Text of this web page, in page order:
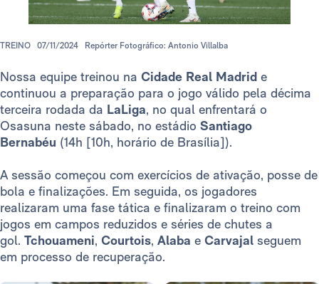
TREINO 07/11/2024 Repórter Fotográfico: Antonio Villalba
Nossa equipe treinou na Cidade Real Madrid e
continuou a preparação para o jogo válido pela décima
terceira rodada da LaLiga, no qual enfrentará o
Osasuna neste sábado, no estádio Santiago
Bernabéu (14h [10h, horário de Brasília]).
A sessão começou com exercícios de ativação, posse de
bola e finalizações. Em seguida, os jogadores
realizaram uma fase tática e finalizaram o treino com
jogos em campos reduzidos e séries de chutes a
gol. Tchouameni, Courtois, Alaba e Carvajal seguem
em processo de recuperação.